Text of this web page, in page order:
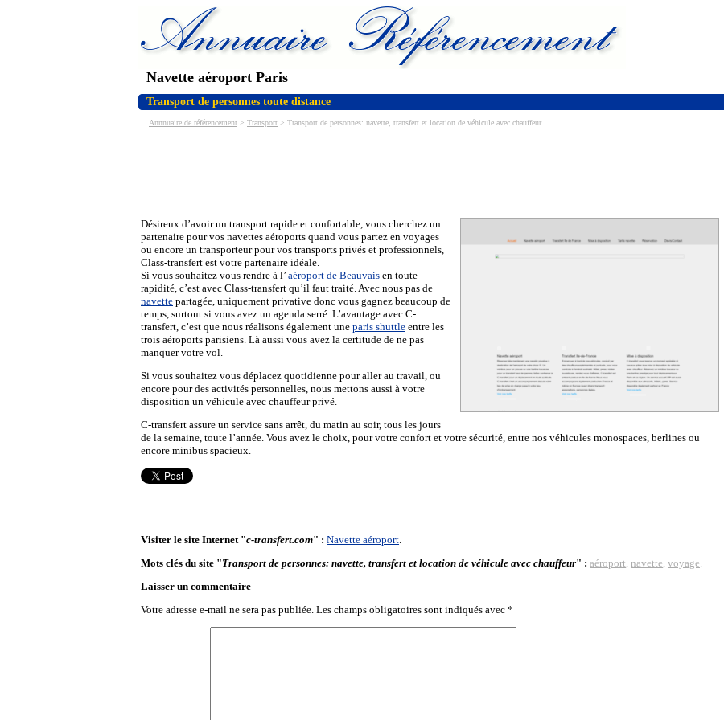
Navette aéroport Paris
Transport de personnes toute distance
Annnuaire de référencement > Transport > Transport de personnes: navette, transfert et location de véhicule avec chauffeur
Désireux d’avoir un transport rapide et confortable, vous cherchez un
partenaire pour vos navettes aéroports quand vous partez en voyages
ou encore un transporteur pour vos transports privés et professionnels,
Class-transfert est votre partenaire idéale.
Si vous souhaitez vous rendre à l’ aéroport de Beauvais en toute
rapidité, c’est avec Class-transfert qu’il faut traité. Avec nous pas de
navette partagée, uniquement privative donc vous gagnez beaucoup de
temps, surtout si vous avez un agenda serré. L’avantage avec C-
transfert, c’est que nous réalisons également une paris shuttle entre les
trois aéroports parisiens. Là aussi vous avez la certitude de ne pas
manquer votre vol.
Si vous souhaitez vous déplacez quotidienne pour aller au travail, ou
encore pour des activités personnelles, nous mettons aussi à votre
disposition un véhicule avec chauffeur privé.
C-transfert assure un service sans arrêt, du matin au soir, tous les jours
de la semaine, toute l’année. Vous avez le choix, pour votre confort et votre sécurité, entre nos véhicules monospaces, berlines ou
encore minibus spacieux.
Visiter le site Internet "c-transfert.com" : Navette aéroport.
Mots clés du site "Transport de personnes: navette, transfert et location de véhicule avec chauffeur" : aéroport, navette, voyage.
Laisser un commentaire
Votre adresse e-mail ne sera pas publiée. Les champs obligatoires sont indiqués avec *